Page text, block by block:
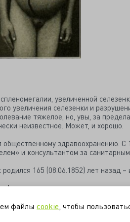
увеличенной
увеличения селезенки и
тяжелое, но, увы, за
неизвестное. Может, и хорошо.
здравоохранению. С
и консультантом за
165 (08.06.1852) лет назад
файлы cookie , чтобы